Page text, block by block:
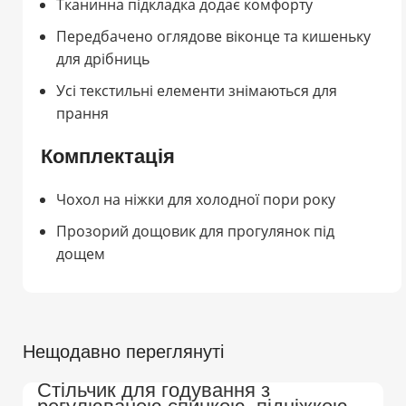
Тканинна підкладка додає комфорту
Передбачено оглядове віконце та кишеньку
для дрібниць
Усі текстильні елементи знімаються для
прання
Комплектація
Чохол на ніжки для холодної пори року
Прозорий дощовик для прогулянок під
дощем
Нещодавно переглянуті
Стільчик для годування з